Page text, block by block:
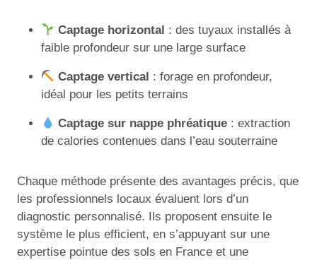
Captage horizontal : des tuyaux installés à
faible profondeur sur une large surface
Captage vertical : forage en profondeur,
idéal pour les petits terrains
Captage sur nappe phréatique : extraction
de calories contenues dans l’eau souterraine
Chaque méthode présente des avantages précis, que
les professionnels locaux évaluent lors d’un
diagnostic personnalisé. Ils proposent ensuite le
système le plus efficient, en s’appuyant sur une
expertise pointue des sols en France et une